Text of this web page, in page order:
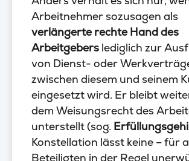
Arbeitnehmer sozusagen als
verlängerte rechte Hand des
Arbeitgebers lediglich zur
von Dienst- oder
zwischen diesem und seinem
eingesetzt wird. Er bleibt
dem Weisungsrecht des
unterstellt (sog.
Konstellation lässt keine – für
Beteiligten in der Regel